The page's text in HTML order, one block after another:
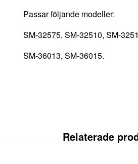
Passar följande modeller:
SM-32575, SM-32510, SM-
SM-36013, SM-36015.